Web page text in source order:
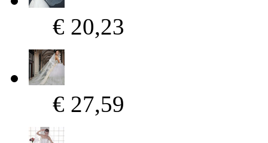
€ 20,23
€ 27,59